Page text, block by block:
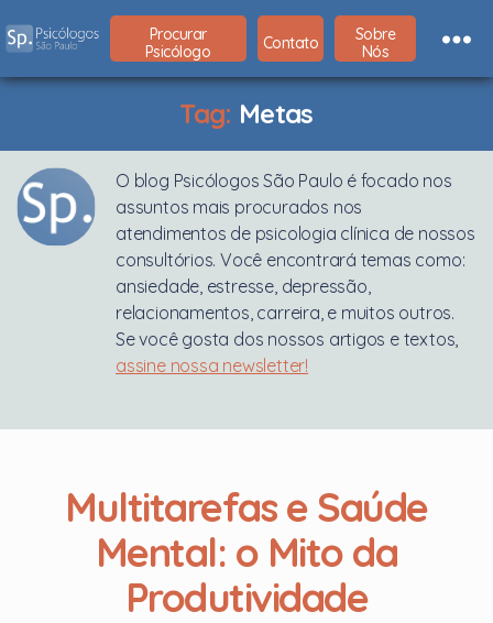
São
Procurar
Psicólogo
Contato
Sobre
Nós
Tag: Metas
O blog Psicólogos São Paulo é focado nos
assuntos mais procurados nos
atendimentos de psicologia clínica de nossos
consultórios. Você encontrará temas como:
ansiedade, estresse, depressão,
relacionamentos, carreira, e muitos outros.
Se você gosta dos nossos artigos e textos,
assine nossa newsletter!
Multitarefas e Saúde
Mental: o Mito da
Produtividade